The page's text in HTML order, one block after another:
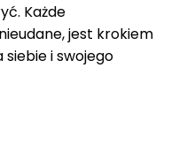
Każde
jest krokiem
siebie i swojego